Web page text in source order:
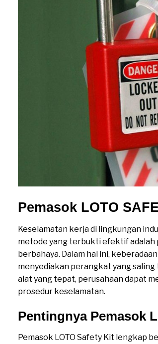
Pemasok LOTO
Keselamatan kerja di lingkungan
metode yang terbukti efektif adalah
berbahaya. Dalam hal ini, keberadaan
menyediakan perangkat yang
alat yang tepat, perusahaan dapat
prosedur keselamatan.
Pentingnya Pemasok
Pemasok LOTO Safety Kit lengkap